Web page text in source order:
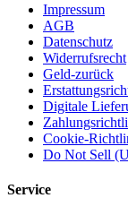
Impressum
AGB
Datenschutz
Widerrufsrecht
Geld-zurück
Digitale
Cookie-
Do Not Sell
Service